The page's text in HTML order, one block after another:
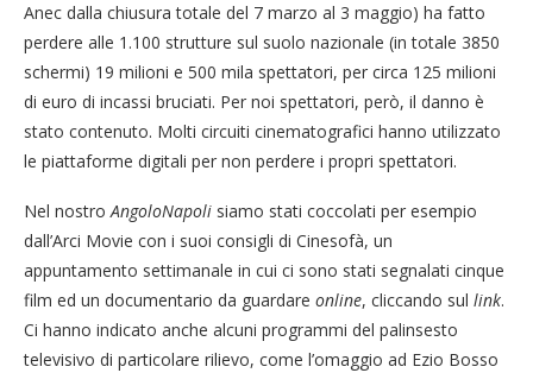
Anec dalla chiusura totale del 7 marzo al 3 maggio) ha fatto
perdere alle 1.100 strutture sul suolo nazionale (in totale 3850
schermi) 19 milioni e 500 mila spettatori, per circa 125 milioni
di euro di incassi bruciati. Per noi spettatori, però, il danno è
stato contenuto. Molti circuiti cinematografici hanno utilizzato
le piattaforme digitali per non perdere i propri spettatori.
Nel nostroAngoloNapoli siamo stati coccolati per esempio
dall’Arci Movie con i suoi consigli di Cinesofà, un
appuntamento settimanale in cui ci sono stati segnalati cinque
film ed un documentario da guardare online, cliccando sul link.
Ci hanno indicato anche alcuni programmi del palinsesto
televisivo di particolare rilievo, come l’omaggio ad Ezio Bosso